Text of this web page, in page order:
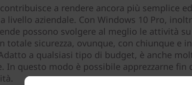
a rendere ancora più semplice
livello aziendale. Con Windows 10 Pro,
possono svolgere al meglio le attività
totale sicurezza, ovunque, con chiunque e
a qualsiasi tipo di budget, è anche
In questo modo è possibile apprezzarne fin